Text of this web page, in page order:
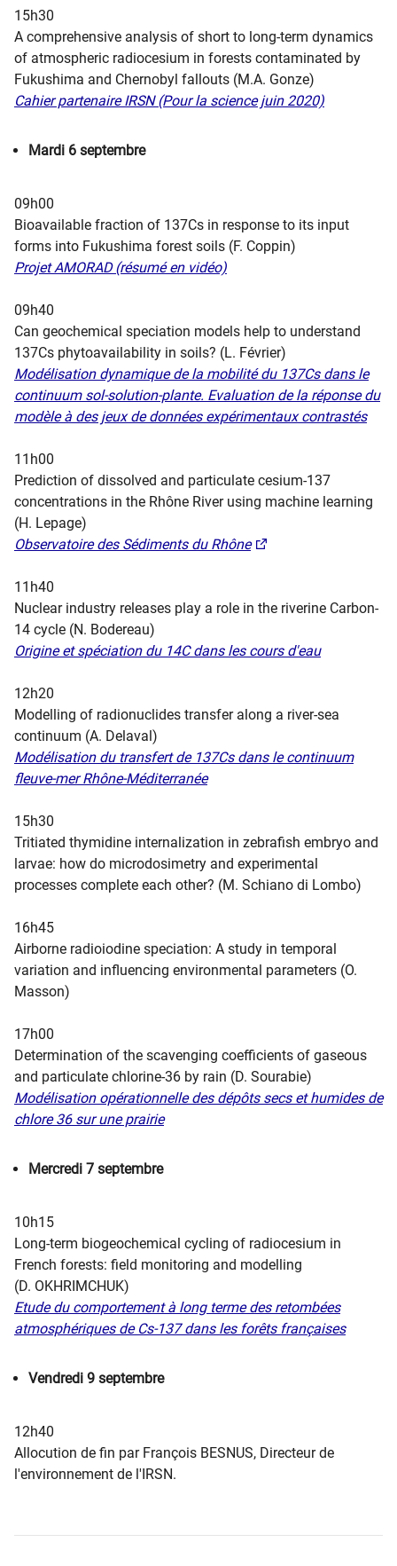
15h30
A comprehensive analysis of short to long-term dynamics
of atmospheric radiocesium in forests contaminated by
Fukushima and Chernobyl fallouts (M.A. Gonze)
Cahier partenaire IRSN (Pour la science juin 2020)
Mardi 6 septembre
09h00
Bioavailable fraction of 137Cs in response to its input
forms into Fukushima forest soils (F. Coppin)
Pr​​ojet AMORAD (résumé en vidéo)
09h40
Can geochemical speciation models help to understand
137Cs phytoavailability in soils? (L. Février)
Modélisation dynamique de la mobilité du 137Cs dans le
continuum sol-solution-plante. Evaluation de la réponse du
modèle à des jeux de données expérimentaux contrastés
11h00
Prediction of dissolved and particulate cesium-137
concentrations in the Rhône River using machine learning
(H. Lepage)​
​Observatoire des Sédiments du Rhône​
11h40
Nuclear industry releases play a role in the riverine Carbon-
14 cycle (N. Bodereau)​
​Origine et spéciation du 14C dans les cours d'eau​
12h20
Modelling of radionuclides transfer along a river-sea
continuum (A. Delaval)​
​Modélisation du transfert de 137Cs dans le continuum
fleuve-mer Rhône-Méditerranée​​
15h30
Tritiated thymidine internalization in zebrafish embryo and
larvae: how do microdosimetry and experimental
processes complete each other? (M. Schiano di Lombo)​
16h45
Airborne radioiodine speciation: A study in temporal
variation and influencing environmental parameters (O.
Masson)​
17h00
Determination of the scavenging coefficients of gaseous
and particulate chlorine-36 by rain (D. Sourabie​)​
Modélisation opérationnelle des dépôts secs et humides de
chlore 36 sur une prairie
Mercredi 7 septembre
10h15
Long-term biogeochemical cycling of radiocesium in
French forests: field monitoring and modelling
(D. OKHRIMCHUK)
Etude du comportement à long terme des retombées
atmosphériques de Cs-137 dans les forêts françaises
Vendredi 9 septembre
12h40
Allocution de fin par François BESNUS, Directeur ​​de
l'environnement de l'IRSN​.